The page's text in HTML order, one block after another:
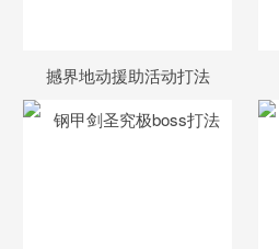
撼界地动援助活动打法